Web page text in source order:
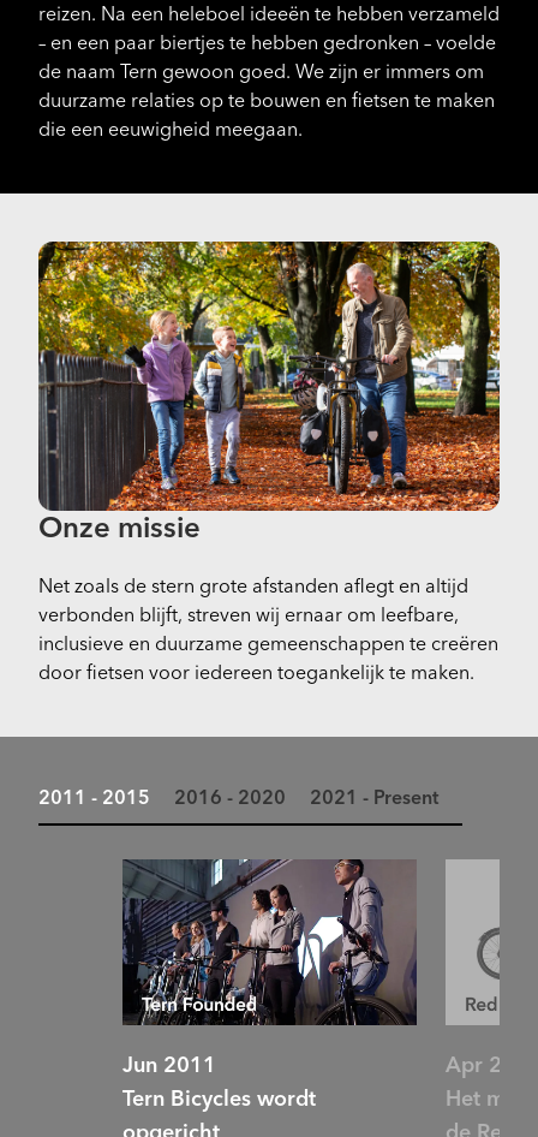
reizen. Na een heleboel ideeën te hebben verzameld
– en een paar biertjes te hebben gedronken – voelde
de naam Tern gewoon goed. We zijn er immers om
duurzame relaties op te bouwen en fietsen te maken
die een eeuwigheid meegaan.
Onze missie
Net zoals de stern grote afstanden aflegt en altijd
verbonden blijft, streven wij ernaar om leefbare,
inclusieve en duurzame gemeenschappen te creëren
door fietsen voor iedereen toegankelijk te maken.
2011 - 2015 2016 - 2020 2021 - Present
Jun 2011
Tern Bicycles wordt
Apr
Het